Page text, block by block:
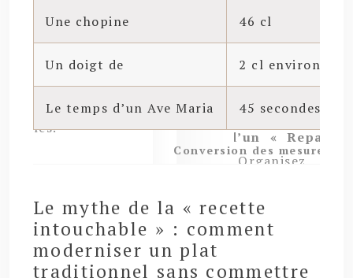
Conversion des mesures
Une chopine 46 cl
Un doigt de 2 cl environ
Le temps d’un Ave Maria 45 secondes
Le mythe de la « recette
intouchable » : comment
moderniser un plat
traditionnel sans commettre